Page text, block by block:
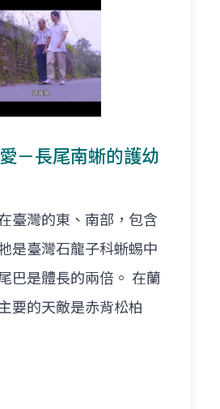
－長尾南蜥的護幼
臺灣的東、南部，包含
是臺灣石龍子科蜥蜴中
巴是體長的兩倍。 在蘭
要的天敵是赤背松柏